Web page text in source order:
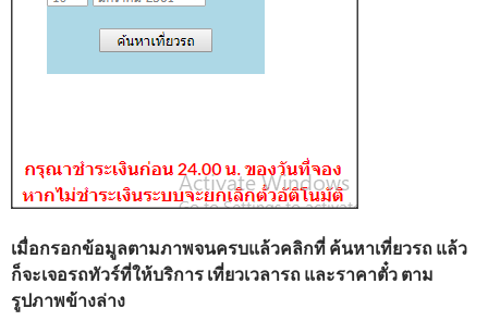
เมื่อกรอกข้อมูลตามภาพจนครบแล้วคลิกที่ ค้นหาเที่ยวรถ แล้ว
ก็จะเจอรถทัวร์ที่ให้บริการ เที่ยวเวลารถ และราคาตั๋ว ตาม
รูปภาพข้างล่าง